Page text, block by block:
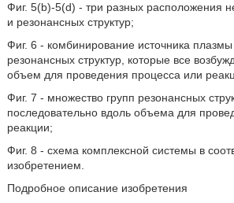
Фиг. 5(b)-5(d) - три разных расположения
и резонансных структур;
Фиг. 6 - комбинирование источника
резонансных структур, которые все
объем для проведения процесса или
Фиг. 7 - множество групп резонансных
последовательно вдоль объема для
реакции;
Фиг. 8 - схема комплексной системы в
изобретением.
Подробное описание изобретения